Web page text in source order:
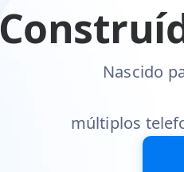
Nascido
múltiplos